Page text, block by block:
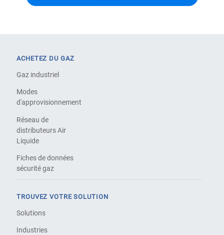
ACHETEZ DU GAZ
Gaz industriel
Modes
d'approvisionnement
Réseau de
distributeurs Air
Liquide
Fiches de données
sécurité gaz
TROUVEZ VOTRE SOLUTION
Solutions
Industries